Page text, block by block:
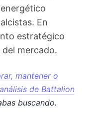
En
estratégico
mercado.
mantener o
de Battalion
buscando.